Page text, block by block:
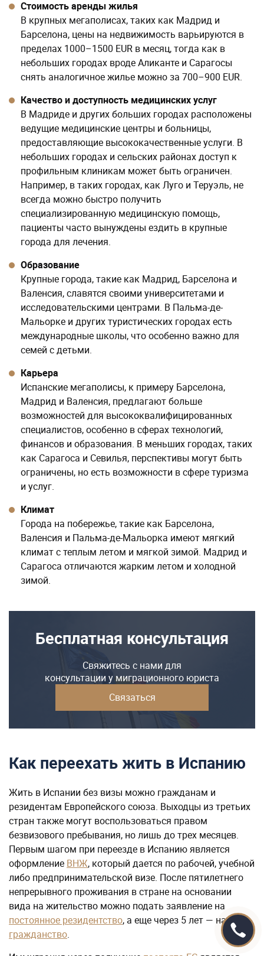
Стоимость аренды жилья
В крупных мегаполисах, таких как Мадрид и
Барселона, цены на недвижимость варьируются в
пределах 1000–1500 EUR в месяц, тогда как в
небольших городах вроде Аликанте и Сарагосы
снять аналогичное жилье можно за 700–900 EUR.
Качество и доступность медицинских услуг
В Мадриде и других больших городах расположены
ведущие медицинские центры и больницы,
предоставляющие высококачественные услуги. В
небольших городах и сельских районах доступ к
профильным клиникам может быть ограничен.
Например, в таких городах, как Луго и Теруэль, не
всегда можно быстро получить
специализированную медицинскую помощь,
пациенты часто вынуждены ездить в крупные
города для лечения.
Образование
Крупные города, такие как Мадрид, Барселона и
Валенсия, славятся своими университетами и
исследовательскими центрами. В Пальма-де-
Мальорке и других туристических городах есть
международные школы, что особенно важно для
семей с детьми​.
Карьера
Испанские мегаполисы, к примеру Барселона,
Мадрид и Валенсия, предлагают больше
возможностей для высококвалифицированных
специалистов, особенно в сферах технологий,
финансов и образования. В меньших городах, таких
как Сарагоса и Севилья, перспективы могут быть
ограничены, но есть возможности в сфере туризма
и услуг.
Климат
Города на побережье, такие как Барселона,
Валенсия и Пальма-де-Мальорка имеют мягкий
климат с теплым летом и мягкой зимой. Мадрид и
Сарагоса отличаются жарким летом и холодной
зимой.
Бесплатная консультация
Свяжитесь с нами для
консультации у миграционного юриста
Связаться
Как переехать жить в Испанию
Жить в Испании без визы можно гражданам и
резидентам Европейского союза. Выходцы из третьих
стран также могут воспользоваться правом
безвизового пребывания, но лишь до трех месяцев.
Первым шагом при переезде в Испанию является
оформление ВНЖ, который дается по рабочей, учебной
либо предпринимательской визе. После пятилетнего
непрерывного проживания в стране на основании
вида на жительство можно подать заявление на
постоянное резидентство, а еще через 5 лет — на
гражданство.